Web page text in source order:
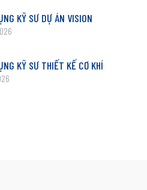
KỸ SƯ DỰ ÁN VISION
KỸ SƯ THIẾT KẾ CƠ KHÍ